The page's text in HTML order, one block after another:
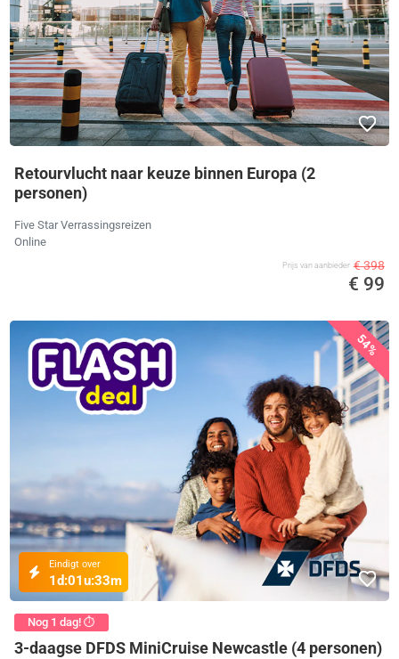
Retourvlucht naar keuze binnen Europa (2
personen)
Five Star Verrassingsreizen
Online
Prijs van aanbieder € 398
€ 99
54%
Eindigt over
1d:01u:33m
Nog 1 dag! ⏱️
3-daagse DFDS MiniCruise Newcastle (4 personen)